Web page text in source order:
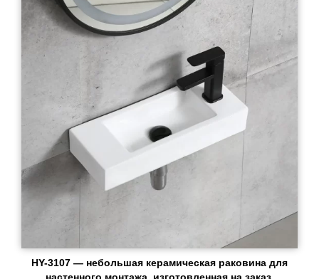
HY-3107 — небольшая керамическая раковина для